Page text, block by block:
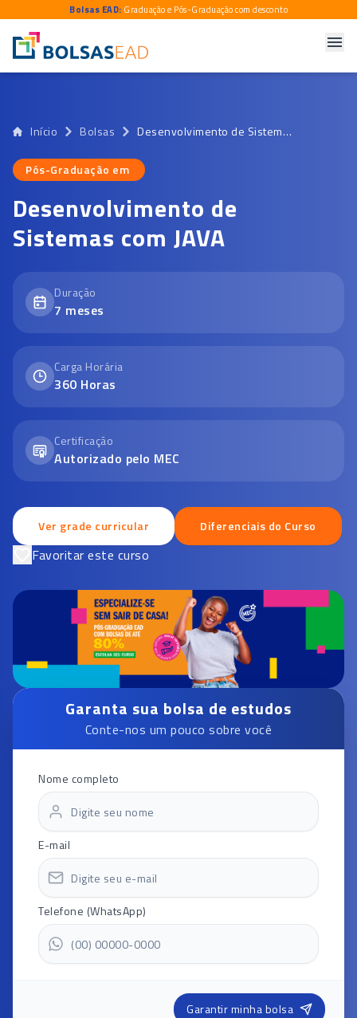
Bolsas EAD: Graduação e Pós-Graduação com desconto
Início Bolsas Desenvolvimento de Sistemas com JAVA
Pós-Graduação em
Pós-Graduação em
Desenvolvimento de
Sistemas com JAVA
Duração
7 meses
Carga Horária
360 Horas
Certificação
Autorizado pelo MEC
Ver grade curricular Diferenciais do Curso
Favoritar este curso
Garanta sua bolsa de estudos
Conte-nos um pouco sobre você
Nome completo
E-mail
Telefone (WhatsApp)
Garantir minha bolsa